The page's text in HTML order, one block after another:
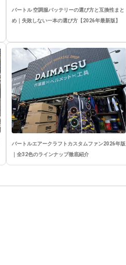
バートル 空調服バッテリーの選び方と互換性まと
め｜失敗しない一本の選び方【2026年最新版】
バートルエアークラフトカスタムファン2026年版
｜全32色のラインナップ徹底紹介